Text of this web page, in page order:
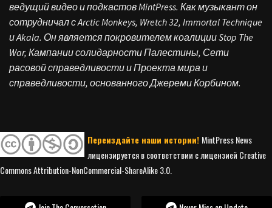
ведущий видео и подкастов MintPress. Как музыкант он
сотрудничал с Arctic Monkeys, Wretch 32, Immortal Technique
и Akala. Он является покровителем коалиции Stop The
War, Кампании солидарности Палестины, Сети
расовой справедливости и Проекта мира и
справедливости, основанного Джереми Корбином.
Переиздайте наши истории! MintPress News
лицензируется в соответствии с лицензией Creative
Commons Attribution-NonCommercial-ShareAlike 3.0.